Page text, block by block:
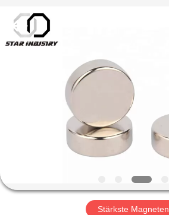
PRODUKTE
FABRIK-
2020
magnetsassembly.com.
All
Stärkste Magneten